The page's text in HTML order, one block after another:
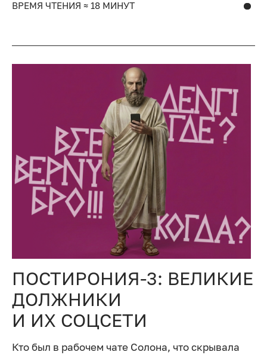
ВРЕМЯ ЧТЕНИЯ ≈ 18 МИНУТ
ПОСТИРОНИЯ-3: ВЕЛИКИЕ
ДОЛЖНИКИ
И ИХ СОЦСЕТИ
Кто был в рабочем чате Солона, что скрывала